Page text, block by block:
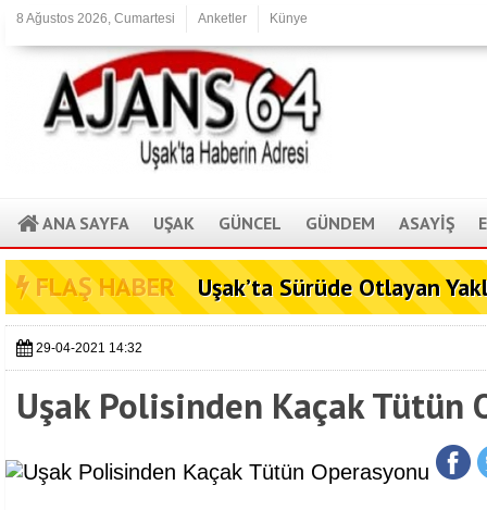
8 Ağustos 2026, Cumartesi Anketler Künye
ANA SAYFA UŞAK GÜNCEL GÜNDEM ASAYİŞ
FLAŞ HABER Uşak’ta Sürüde Otlayan
29-04-2021 14:32
Uşak Polisinden Kaçak Tütün